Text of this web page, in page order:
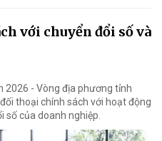
với chuyển đổi số và
2026 - Vòng địa phương tỉnh
thoại chính sách với hoạt động
số của doanh nghiệp.